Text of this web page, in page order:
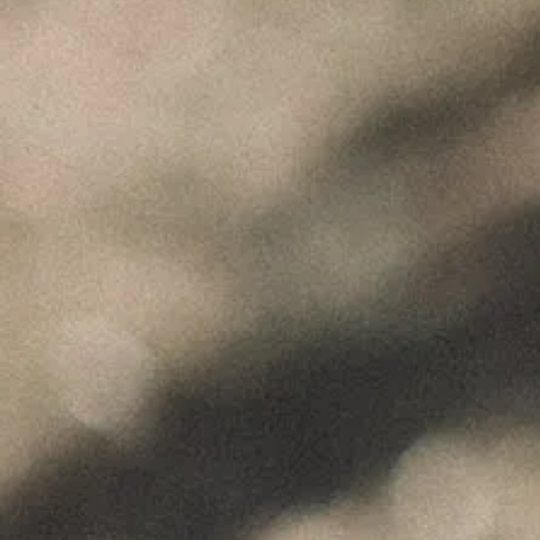
"Wine is not made for winemakers and
their friends alone, but I wish I will always
have plenty of them to share it with."
+351 912 844 136
Celeirós do Douro - Sabrosa
info@paulocoutinho.wine